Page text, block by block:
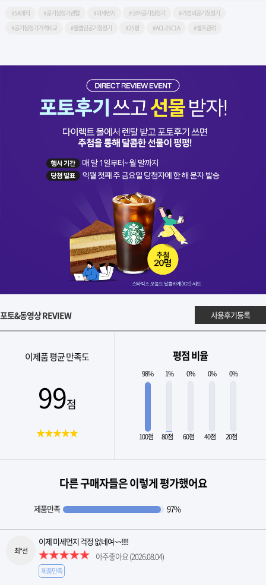
#SK매직 #공기청정기렌탈 #미세먼지 #코어공기청정기
#가성비공기청정기
#공기청정기가격비교
#올클린공기청정기 #25평 #ACL-25C1A #셀프관리
포토&동영상 REVIEW 사용후기등록
이제품 평균 만족도
99점
★★★★★
평점 비율
98%
100점
1%
80점
0%
60점
0%
40점
0%
20점
다른 구매자들은 이렇게 평가했어요
제품만족 97%
최*선
이제 미세먼지 걱정 없네여~~!!!!
아주좋아요(2026.08.04)
제품만족